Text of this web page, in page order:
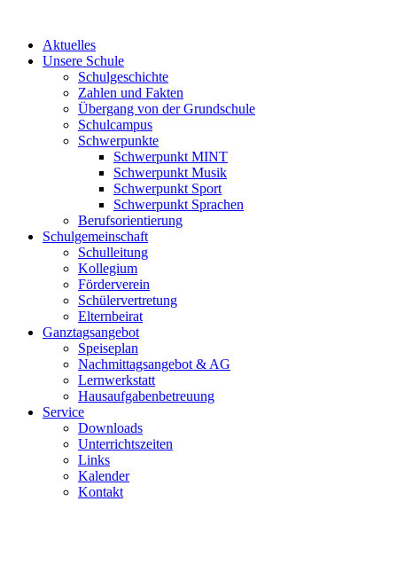
springenAktuelles
Unsere Schule
Schulgeschichte
Zahlen und Fakten
Übergang von der Grundschule
Schulcampus
Schwerpunkte
Schwerpunkt MINT
Schwerpunkt Musik
Schwerpunkt Sport
Schwerpunkt Sprachen
Berufsorientierung
Schulgemeinschaft
Schulleitung
Kollegium
Förderverein
Schülervertretung
Elternbeirat
Ganztagsangebot
Speiseplan
Nachmittagsangebot & AG
Lernwerkstatt
Hausaufgabenbetreuung
Service
Downloads
Unterrichtszeiten
Links
Kalender
Kontakt